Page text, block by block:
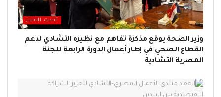
أحدث الاخبار
وزير الصحة يوقع مذكرة تفاهم مع نظيره التشادي لدعم
القطاع الصحي في إطار أعمال الدورة الرابعة للجنة
المصرية التشادية